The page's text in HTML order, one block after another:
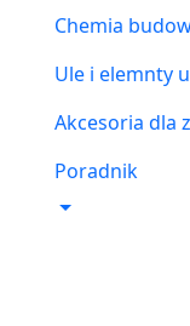
Chemia
Ule i elemnty
Akcesoria dla
Poradnik